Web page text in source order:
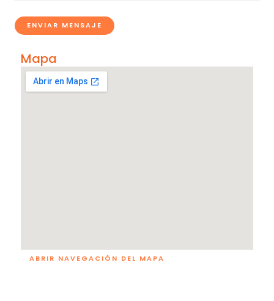
Mapa
ABRIR NAVEGACIÓN DEL MAPA